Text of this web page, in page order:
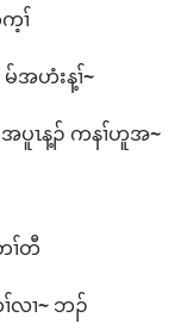
ၢ်
အ​ဟံးန့ၢ်~
ပူၤ​န့ၣ်​ က​နၢ်ဟူ​အ~
ၢ်တီ
ၢ~ဘၣ်